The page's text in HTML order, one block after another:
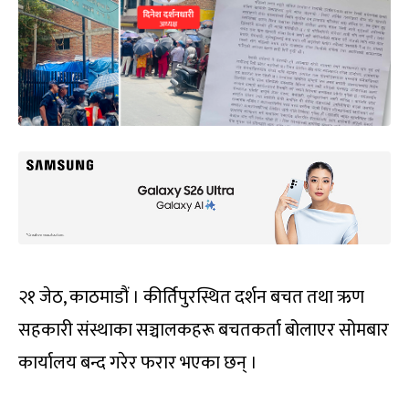
२१ जेठ, काठमाडौं । कीर्तिपुरस्थित दर्शन बचत तथा ऋण
सहकारी संस्थाका सञ्चालकहरू बचतकर्ता बोलाएर सोमबार
कार्यालय बन्द गरेर फरार भएका छन् ।